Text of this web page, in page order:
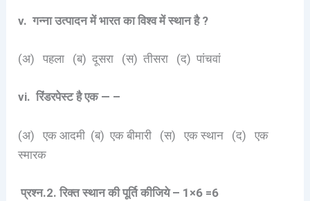
v. गन्ना उत्पादन में भारत का विश्व में स्थान है ?
(अ) पहला (ब) दूसरा (स) तीसरा (द) पांचवां
vi. रिंडरपेस्ट है एक — –
(अ) एक आदमी (ब) एक बीमारी (स) एक स्थान (द) एक
स्मारक
प्रश्न.2. रिक्त स्थान की पूर्ति कीजिये – 1×6 =6